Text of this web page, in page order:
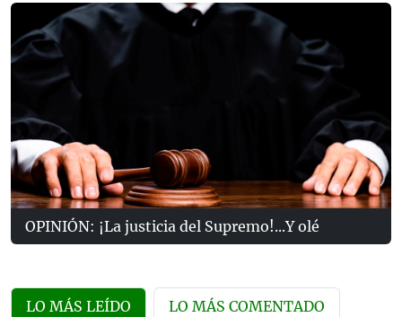
OPINIÓN: ¡La justicia del Supremo!...Y olé
LO MÁS LEÍDO LO MÁS COMENTADO